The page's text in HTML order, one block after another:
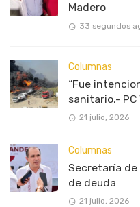
Madero
33 segundos
Columnas
“Fue
sanitario.-
21 julio, 2026
Columnas
Secretaría
de deuda
21 julio, 2026